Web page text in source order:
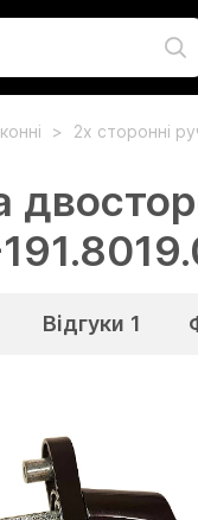
2х сторонні
Відгуки 1